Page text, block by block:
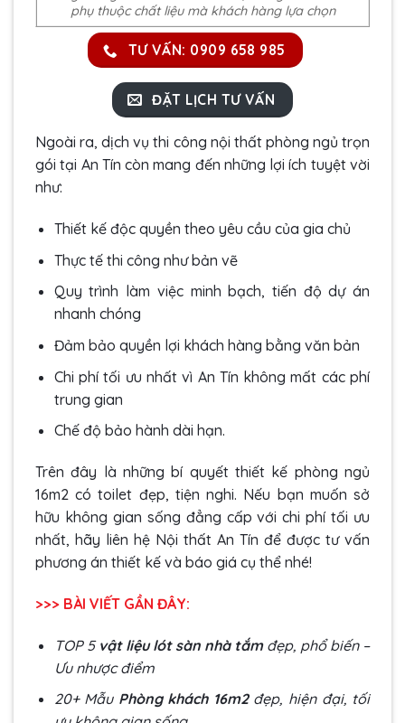
phụ thuộc chất liệu mà khách hàng lựa chọn
TƯ VẤN: 0909 658 985
ĐẶT LỊCH TƯ VẤN
Ngoài ra, dịch vụ thi công nội thất phòng ngủ trọn
gói tại An Tín còn mang đến những lợi ích tuyệt vời
như:
Thiết kế độc quyền theo yêu cầu của gia chủ
Thực tế thi công như bản vẽ
Quy trình làm việc minh bạch, tiến độ dự án
nhanh chóng
Đảm bảo quyền lợi khách hàng bằng văn bản
Chi phí tối ưu nhất vì An Tín không mất các phí
trung gian
Chế độ bảo hành dài hạn.
Trên đây là những bí quyết thiết kế phòng ngủ
16m2 có toilet đẹp, tiện nghi. Nếu bạn muốn sở
hữu không gian sống đẳng cấp với chi phí tối ưu
nhất, hãy liên hệ Nội thất An Tín để được tư vấn
phương án thiết kế và báo giá cụ thể nhé!
>>> BÀI VIẾT GẦN ĐÂY:
TOP 5 vật liệu lót sàn nhà tắmđẹp, phổ biến –
Ưu nhược điểm
20+ Mẫu Phòng khách 16m2 đẹp, hiện đại, tối